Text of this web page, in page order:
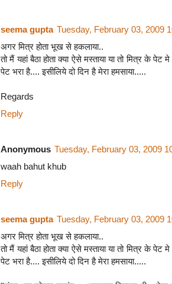
seema gupta Tuesday, February 03, 2009
अगर मित्र होता भूख से हकलाया..
तो मैं यहां बैठा होता क्या ऐसे मस्ताया या तो मित्र के पेट
पेट भरा है.... इसीलिये दो दिन है मेरा हमसाया.....
Regards
Reply
Anonymous Tuesday, February 03, 2009
waah bahut khub
Reply
seema gupta Tuesday, February 03, 2009
अगर मित्र होता भूख से हकलाया..
तो मैं यहां बैठा होता क्या ऐसे मस्ताया या तो मित्र के पेट
पेट भरा है.... इसीलिये दो दिन है मेरा हमसाया.....